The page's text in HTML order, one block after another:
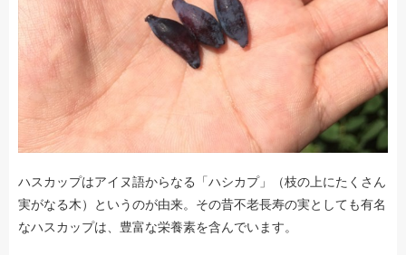
ハスカップはアイヌ語からなる「ハシカプ」（枝の上にたくさん
実がなる木）というのが由来。その昔不老長寿の実としても有名
なハスカップは、豊富な栄養素を含んでいます。